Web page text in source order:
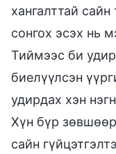
хангалттай
сонгох эсэх нь
Тиймээс би
биелүүлсэн
удирдах хэн
Хүн бүр
сайн